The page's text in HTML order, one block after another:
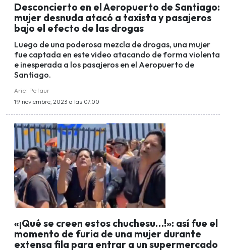
Desconcierto en el Aeropuerto de Santiago:
mujer desnuda atacó a taxista y pasajeros
bajo el efecto de las drogas
Luego de una poderosa mezcla de drogas, una mujer
fue captada en este video atacando de forma violenta
e inesperada a los pasajeros en el Aeropuerto de
Santiago.
Ariel Pefaur
19 noviembre, 2023 a las 07:00
«¡Qué se creen estos chuchesu…!»: así fue el
momento de furia de una mujer durante
extensa fila para entrar a un supermercado